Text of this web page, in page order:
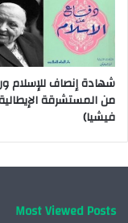
شهادة إنصاف للإسلام
من المستشرقة
فيشيا)
Most Viewed Posts